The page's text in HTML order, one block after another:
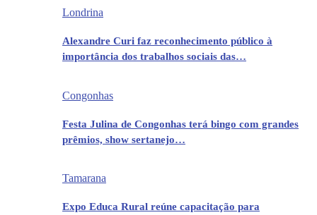
Londrina
Alexandre Curi faz reconhecimento público à
importância dos trabalhos sociais das…
Congonhas
Festa Julina de Congonhas terá bingo com grandes
prêmios, show sertanejo…
Tamarana
Expo Educa Rural reúne capacitação para